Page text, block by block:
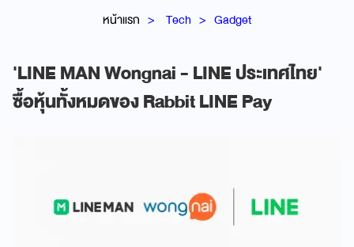
หน้าแรก Tech Gadget
'LINE MAN Wongnai - LINE ประเทศไทย'
ซื้อหุ้นทั้งหมดของ Rabbit LINE Pay